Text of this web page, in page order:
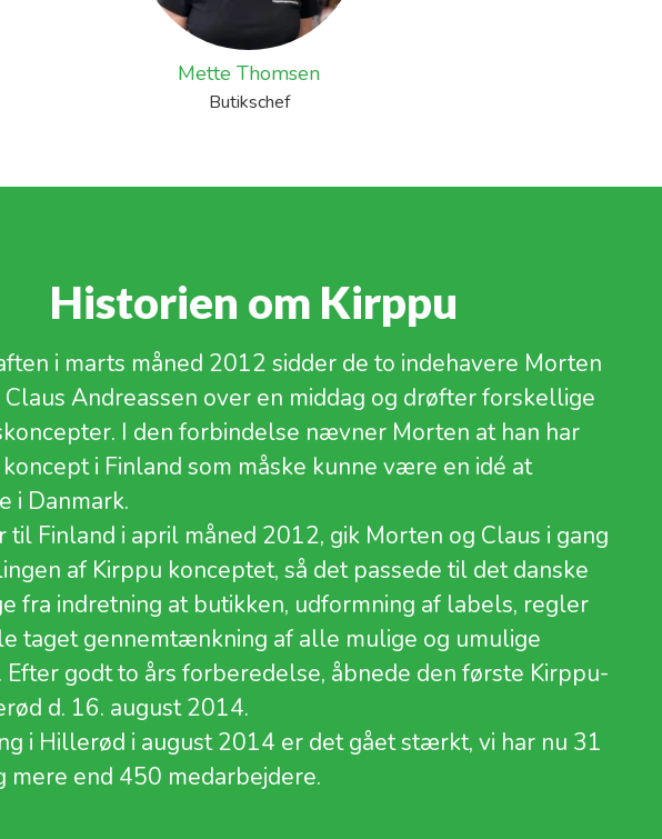
Mette Thomsen
Butikschef
​ Historien om Kirppu
i marts måned 2012 sidder de to indehavere Morten
Claus Andreassen over en middag og drøfter forskellige
I den forbindelse nævner Morten at han har
i Finland som måske kunne være en idé at
i Danmark.
til Finland i april måned 2012, gik Morten og Claus i gang
af Kirppu konceptet, så det passede til det danske
fra indretning at butikken, udformning af labels, regler
taget gennemtænkning af alle mulige og umulige
Efter godt to års forberedelse, åbnede den første Kirppu-
d. 16. august 2014.
i Hillerød i august 2014 er det gået stærkt, vi har nu 31
mere end 450 medarbejdere.